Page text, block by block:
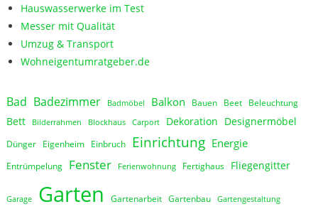
Hauswasserwerke im Test
Messer mit Qualität
Umzug & Transport
Wohneigentumratgeber.de
Bad Badezimmer Badmöbel Balkon Bauen Beet Beleuchtung
Bett Bilderrahmen Blockhaus Carport Dekoration Designermöbel
Dünger Eigenheim Einbruch Einrichtung Energie
Entrümpelung Fenster Ferienwohnung Fertighaus Fliegengitter
Garage Garten Gartenarbeit Gartenbau Gartengestaltung